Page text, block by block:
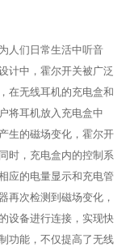
人们日常生活中听音
计中，霍尔开关被广泛
在无线耳机的充电盒和
将耳机放入充电盒中
生的磁场变化，霍尔开
时，充电盒内的控制系
应的电量显示和充电管
再次检测到磁场变化，
设备进行连接，实现快
功能，不仅提高了无线